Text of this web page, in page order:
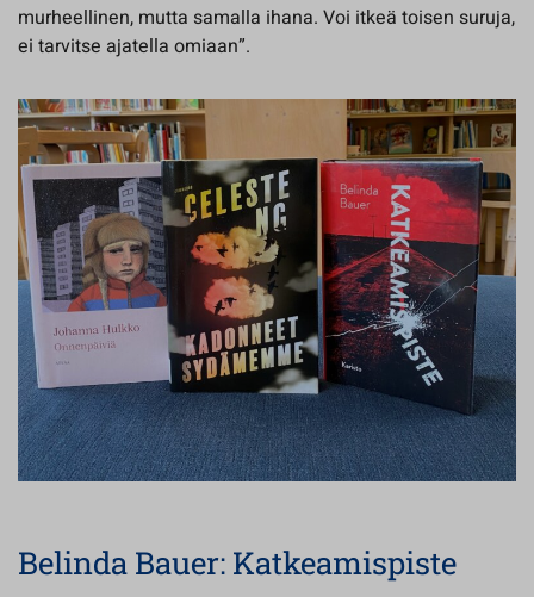
murheellinen, mutta samalla ihana. Voi itkeä toisen suruja,
ei tarvitse ajatella omiaan”.
Belinda Bauer: Katkeamispiste